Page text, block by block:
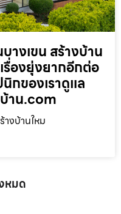
างเขน สร้างบ้าน
รื่องยุ่งยากอีกต่อ
กของเราดูแล
าน.com
างบ้านใหม
หมด